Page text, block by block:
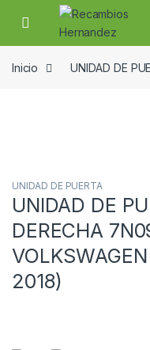
Skip to navigation
Skip to content
Open
Inicio UNIDAD DE
UNIDAD DE PUERTA
UNIDAD DE
DERECHA
2018)